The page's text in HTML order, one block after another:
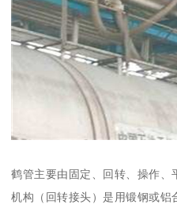
鹤管主要由固定、回转、操作
机构（回转接头）是用锻钢或铝